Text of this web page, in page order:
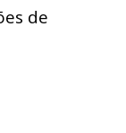
de